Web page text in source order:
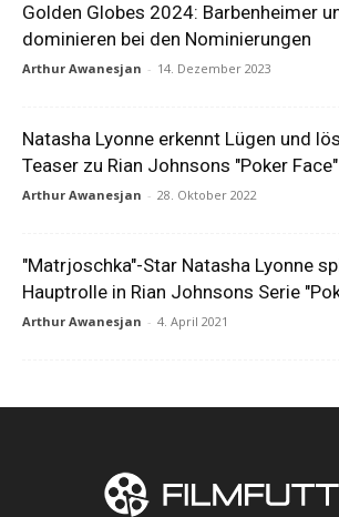
Golden Globes 2024: Barbenheimer
dominieren bei den Nominierungen
Arthur Awanesjan - 14. Dezember 2023
Natasha Lyonne erkennt Lügen und
Teaser zu Rian Johnsons "Poker Face"
Arthur Awanesjan - 28. Oktober 2022
"Matrjoschka"-Star Natasha Lyonne
Hauptrolle in Rian Johnsons Serie
Arthur Awanesjan - 4. April 2021